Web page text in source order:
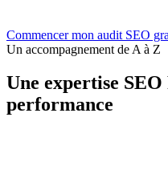
Commencer mon audit SEO
Un accompagnement de A à Z
Une expertise
performance